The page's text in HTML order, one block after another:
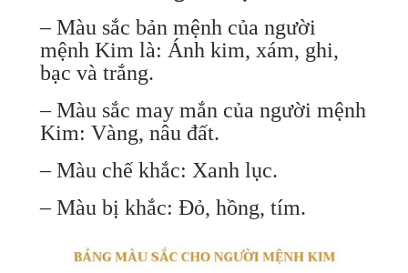
– Màu sắc bản mệnh của người
mệnh Kim là: Ánh kim, xám, ghi,
bạc và trắng.
– Màu sắc may mắn của người mệnh
Kim: Vàng, nâu đất.
– Màu chế khắc: Xanh lục.
– Màu bị khắc: Đỏ, hồng, tím.